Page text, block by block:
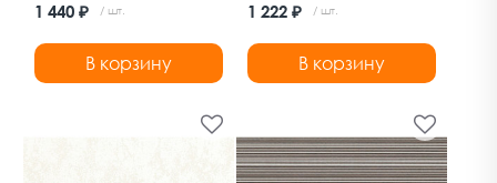
Дельфа
1 440 ₽ / шт.
В корзину
салатовый Дельфа
1 222 ₽ / шт.
В корзину